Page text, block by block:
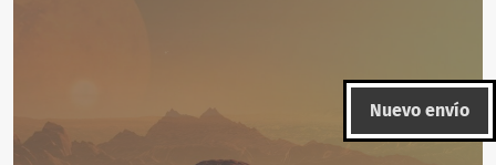
Nuevo envío